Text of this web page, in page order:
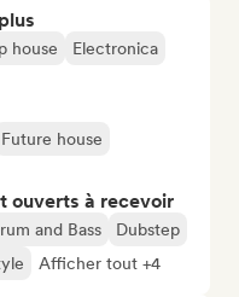
house
Electronica
Future house
ouverts à recevoir
and Bass
Dubstep
Afficher tout +4